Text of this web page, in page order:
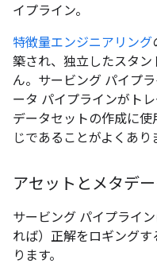
イプライン。
特徴量エンジニアリング
築され、独立したスタ
ん。サービング パイプ
ータ パイプラインがト
データセットの作成に
じであることがよくあり
アセットとメタデ
サービング パイプライ
れば）正解をロギング
ります。